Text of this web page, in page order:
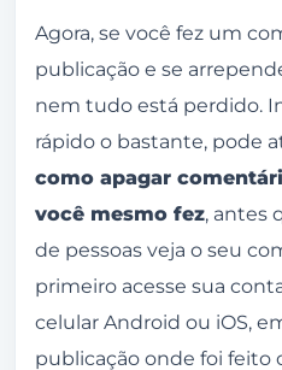
Agora, se você fez um
publicação e se
nem tudo está perdido.
rápido o bastante, pode
como apagar
você mesmo fez, antes
de pessoas veja o seu
primeiro acesse sua
celular Android ou iOS,
publicação onde foi feito